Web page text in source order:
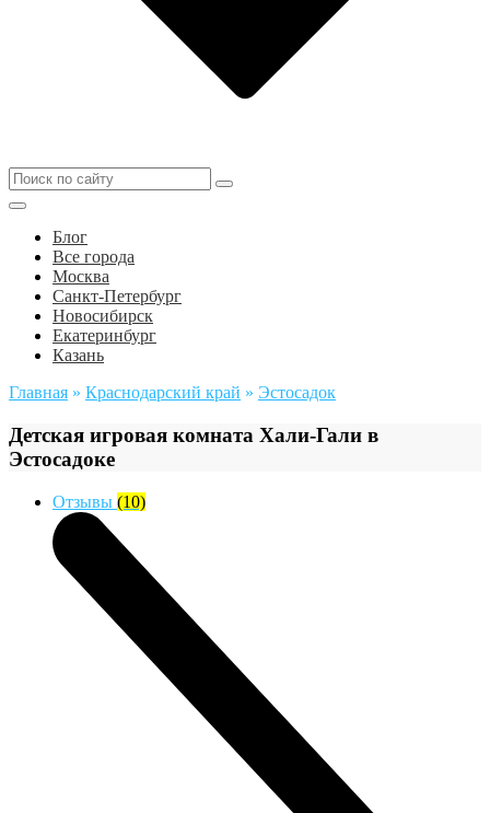
Блог
Все города
Москва
Санкт-Петербург
Новосибирск
Екатеринбург
Казань
Главная » Краснодарский край » Эстосадок
Детская игровая комната Хали-Гали в
Эстосадоке
Отзывы (10)